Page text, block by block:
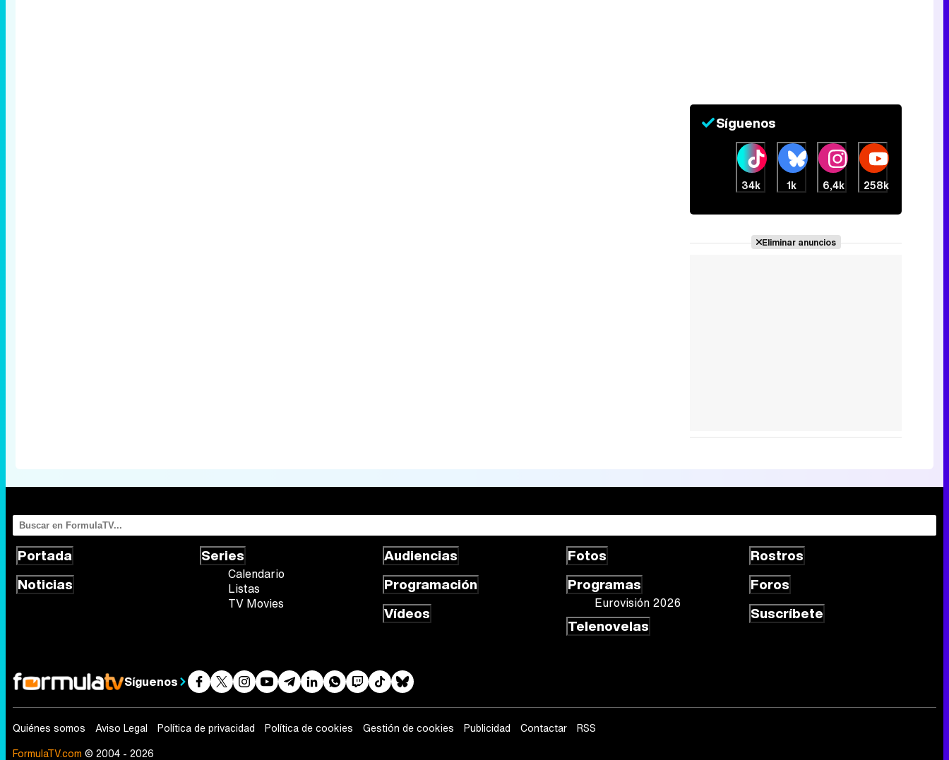
Síguenos
34k 1k 6,4k 258k
Eliminar anuncios
Portada
Noticias
Series
Calendario
Listas
TV Movies
Audiencias
Programación
Vídeos
Fotos
Programas
Eurovisión 2026
Telenovelas
Rostros
Foros
Suscríbete
Síguenos
Quiénes somos Aviso Legal Política de privacidad Política de cookies Gestión de cookies Publicidad Contactar
RSS
FormulaTV.com © 2004 - 2026